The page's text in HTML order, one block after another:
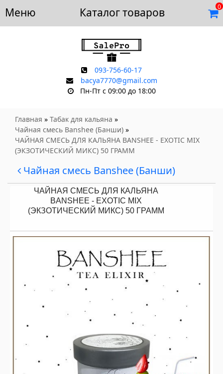
Меню Каталог товаров 0
Доставка и оплата Отзывы Скидки Контакты
093-756-60-17
bacya7770@gmail.com
Пн-Пт с 09:00 до 18:00
Главная » Табак для кальяна »
Чайная смесь Banshee (Банши) »
ЧАЙНАЯ СМЕСЬ ДЛЯ КАЛЬЯНА BANSHEE - EXOTIC MIX
(ЭКЗОТИЧЕСКИЙ МИКС) 50 ГРАММ
Чайная смесь Banshee (Банши)
ЧАЙНАЯ СМЕСЬ ДЛЯ КАЛЬЯНА
BANSHEE - EXOTIC MIX
(ЭКЗОТИЧЕСКИЙ МИКС) 50 ГРАММ